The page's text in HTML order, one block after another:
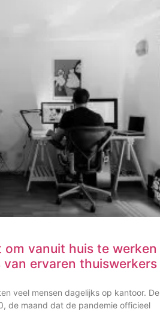
vanuit huis te werken
ervaren thuiswerkers
veel mensen dagelijks op kantoor. De
de maand dat de pandemie officieel